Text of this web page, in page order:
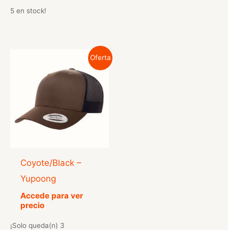
5 en stock!
Oferta
Coyote/Black –
Yupoong
Accede para ver
precio
¡Solo queda(n) 3